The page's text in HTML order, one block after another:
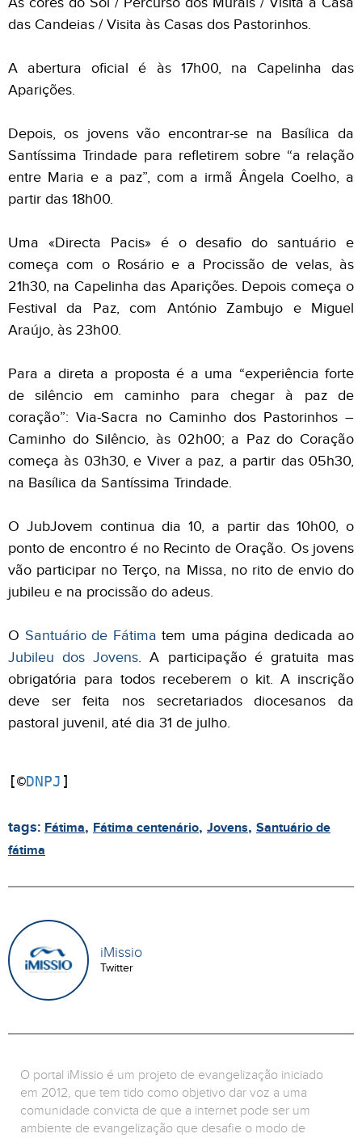
das Candeias / Visita às Casas dos Pastorinhos.
A abertura oficial é às 17h00, na Capelinha das
Aparições.
Depois, os jovens vão encontrar-se na Basílica da
Santíssima Trindade para refletirem sobre “a relação
entre Maria e a paz”, com a irmã Ângela Coelho, a
partir das 18h00.
Uma «Directa Pacis» é o desafio do santuário e
começa com o Rosário e a Procissão de velas, às
21h30, na Capelinha das Aparições. Depois começa o
Festival da Paz, com António Zambujo e Miguel
Araújo, às 23h00.
Para a direta a proposta é a uma “experiência forte
de silêncio em caminho para chegar à paz de
coração”: Via-Sacra no Caminho dos Pastorinhos –
Caminho do Silêncio, às 02h00; a Paz do Coração
começa às 03h30, e Viver a paz, a partir das 05h30,
na Basílica da Santíssima Trindade.
O JubJovem continua dia 10, a partir das 10h00, o
ponto de encontro é no Recinto de Oração. Os jovens
vão participar no Terço, na Missa, no rito de envio do
jubileu e na procissão do adeus.
O Santuário de Fátima tem uma página dedicada ao
Jubileu dos Jovens. A participação é gratuita mas
obrigatória para todos receberem o kit. A inscrição
deve ser feita nos secretariados diocesanos da
pastoral juvenil, até dia 31 de julho.
[©DNPJ ]
tags: Fátima, Fátima centenário, Jovens, Santuário de
fátima
iMissio
Twitter
O portal iMissio é um projeto de evangelização iniciado
em 2012, que tem tido como objetivo dar voz a uma
comunidade convicta de que a internet pode ser um
ambiente de evangelização que desafie o modo de